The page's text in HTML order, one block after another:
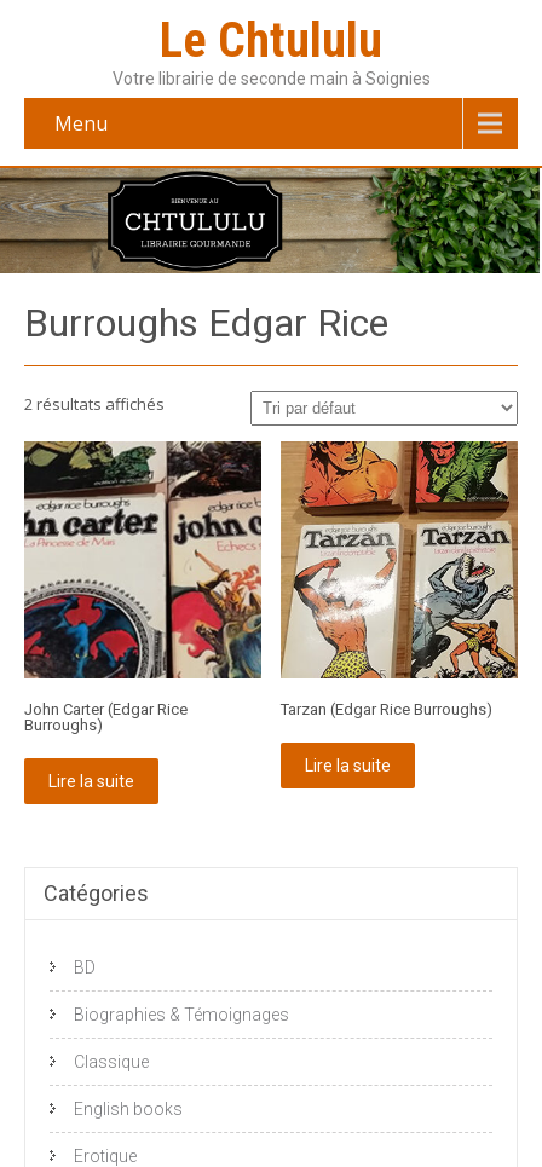
Le Chtululu
Votre librairie de seconde main à Soignies
Menu
Burroughs Edgar Rice
2 résultats affichés
John Carter (Edgar Rice
Burroughs)
Lire la suite
Tarzan (Edgar Rice Burroughs)
Lire la suite
Catégories
BD
Biographies & Témoignages
Classique
English books
Erotique